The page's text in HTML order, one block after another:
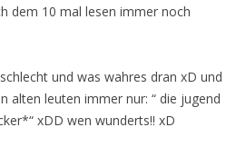
dem 10 mal lesen immer noch
und was wahres dran xD und
alten leuten immer nur: “ die jugend
xDD wen wunderts!! xD